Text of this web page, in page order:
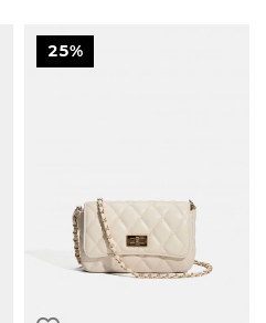
25%